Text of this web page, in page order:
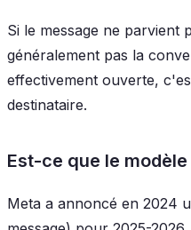
Si le message ne parvient
généralement pas la
effectivement ouverte,
destinataire.
Est-ce que le
Meta a annoncé en 2024